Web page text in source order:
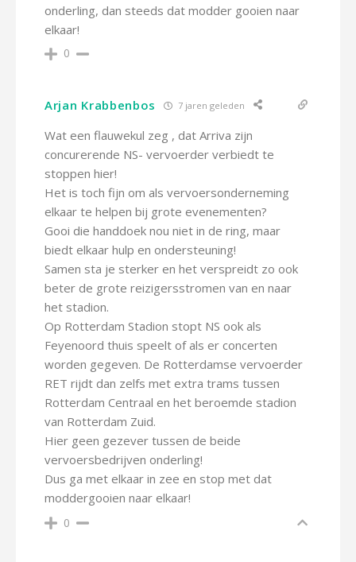
onderling, dan steeds dat modder gooien naar
elkaar!
0
Arjan Krabbenbos 7 jaren geleden
Wat een flauwekul zeg , dat Arriva zijn
concurerende NS- vervoerder verbiedt te
stoppen hier!
Het is toch fijn om als vervoersonderneming
elkaar te helpen bij grote evenementen?
Gooi die handdoek nou niet in de ring, maar
biedt elkaar hulp en ondersteuning!
Samen sta je sterker en het verspreidt zo ook
beter de grote reizigersstromen van en naar
het stadion.
Op Rotterdam Stadion stopt NS ook als
Feyenoord thuis speelt of als er concerten
worden gegeven. De Rotterdamse vervoerder
RET rijdt dan zelfs met extra trams tussen
Rotterdam Centraal en het beroemde stadion
van Rotterdam Zuid.
Hier geen gezever tussen de beide
vervoersbedrijven onderling!
Dus ga met elkaar in zee en stop met dat
moddergooien naar elkaar!
0